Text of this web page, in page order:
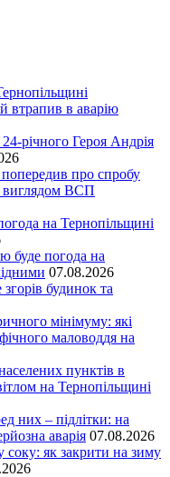
втрапив в аварію
річного Героя Андрія
про спробу
виглядом ВСП
на Тернопільщині
буде погода на
07.08.2026
будинок та
мінімуму: які
маловоддя на
пунктів в
на Тернопільщині
них – підлітки: на
аварія 07.08.2026
соку: як закрити на зиму